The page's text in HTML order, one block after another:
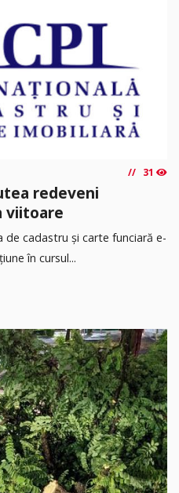
31
redeveni
viitoare
de cadastru și carte funciară e-
în cursul...